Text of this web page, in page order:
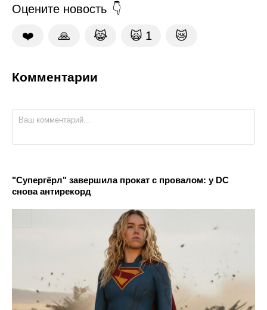
Оцените новость
❤️ 🙏 😹 🙀 1 😿
Комментарии
"Супергёрл" завершила прокат с провалом: у DC
снова антирекорд